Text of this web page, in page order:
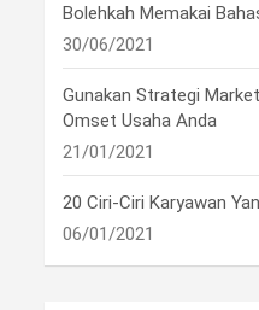
Bolehkah Memakai
30/06/2021
Gunakan Strategi
Omset Usaha Anda
21/01/2021
20 Ciri-Ciri Karyawan
06/01/2021